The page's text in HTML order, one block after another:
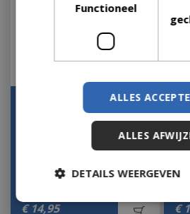
Scented Candle Black 22
€ 14,95
Let op: bijna uitverkocht!
€
Let
Functioneel
ALLES
ALLES
DETAILS WEERGEVEN